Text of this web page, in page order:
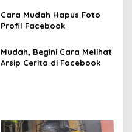
Cara Mudah Hapus Foto
Profil Facebook
Mudah, Begini Cara Melihat
Arsip Cerita di Facebook